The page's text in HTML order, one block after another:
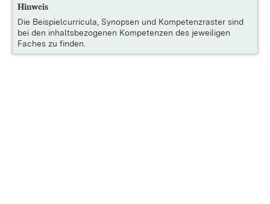
Hinweis
Die Beispielcurricula, Synopsen und Kompetenzraster sind
bei den inhaltsbezogenen Kompetenzen des jeweiligen
Faches zu finden.